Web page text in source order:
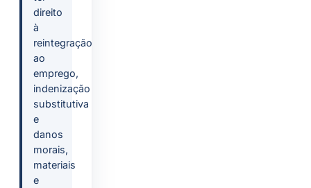
direito
à
reintegração
ao
emprego,
indenização
substitutiva
e
danos
morais,
materiais
e